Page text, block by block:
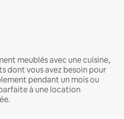
meublés avec une cuisine,
dont vous avez besoin pour
pendant un mois ou
à une location